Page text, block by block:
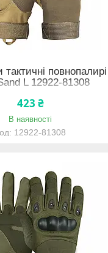
тактичні повнопалирі
L 12922-81308
423 ₴
В наявності
12922-81308